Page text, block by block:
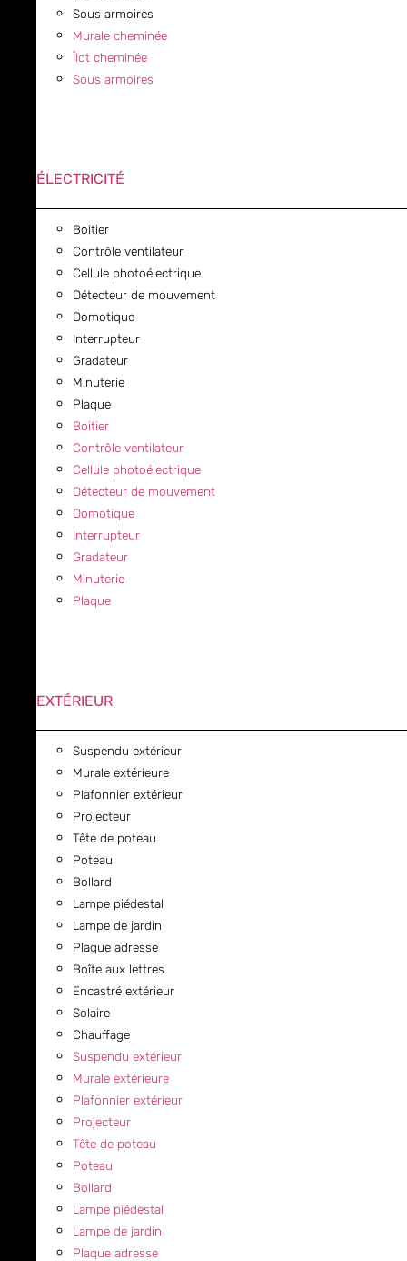
Sous armoires
Murale cheminée
Îlot cheminée
Sous armoires
ÉLECTRICITÉ
Boitier
Contrôle ventilateur
Cellule photoélectrique
Détecteur de mouvement
Domotique
Interrupteur
Gradateur
Minuterie
Plaque
Boitier
Contrôle ventilateur
Cellule photoélectrique
Détecteur de mouvement
Domotique
Interrupteur
Gradateur
Minuterie
Plaque
EXTÉRIEUR
Suspendu extérieur
Murale extérieure
Plafonnier extérieur
Projecteur
Tête de poteau
Poteau
Bollard
Lampe piédestal
Lampe de jardin
Plaque adresse
Boîte aux lettres
Encastré extérieur
Solaire
Chauffage
Suspendu extérieur
Murale extérieure
Plafonnier extérieur
Projecteur
Tête de poteau
Poteau
Bollard
Lampe piédestal
Lampe de jardin
Plaque adresse